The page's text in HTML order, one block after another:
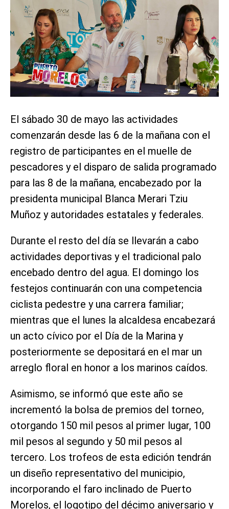
El sábado 30 de mayo las actividades
comenzarán desde las 6 de la mañana con el
registro de participantes en el muelle de
pescadores y el disparo de salida programado
para las 8 de la mañana, encabezado por la
presidenta municipal Blanca Merari Tziu
Muñoz y autoridades estatales y federales.
Durante el resto del día se llevarán a cabo
actividades deportivas y el tradicional palo
encebado dentro del agua. El domingo los
festejos continuarán con una competencia
ciclista pedestre y una carrera familiar;
mientras que el lunes la alcaldesa encabezará
un acto cívico por el Día de la Marina y
posteriormente se depositará en el mar un
arreglo floral en honor a los marinos caídos.
Asimismo, se informó que este año se
incrementó la bolsa de premios del torneo,
otorgando 150 mil pesos al primer lugar, 100
mil pesos al segundo y 50 mil pesos al
tercero. Los trofeos de esta edición tendrán
un diseño representativo del municipio,
incorporando el faro inclinado de Puerto
Morelos, el logotipo del décimo aniversario y